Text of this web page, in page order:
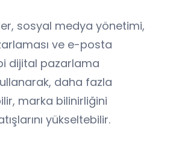
sosyal medya yönetimi,
ve e-posta
dijital pazarlama
daha fazla
marka bilinirliğini
yükseltebilir.